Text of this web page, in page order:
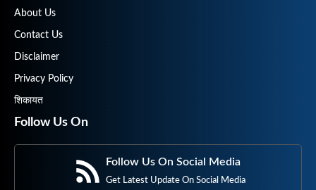
About Us
Contact Us
Disclaimer
Privacy Policy
शिकायत
Follow Us On
Follow Us On Social Media
Get Latest Update On Social Media